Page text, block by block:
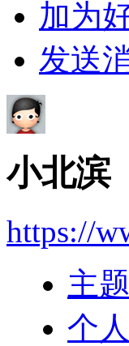
加为
发送
小北滨
https://
主题
个